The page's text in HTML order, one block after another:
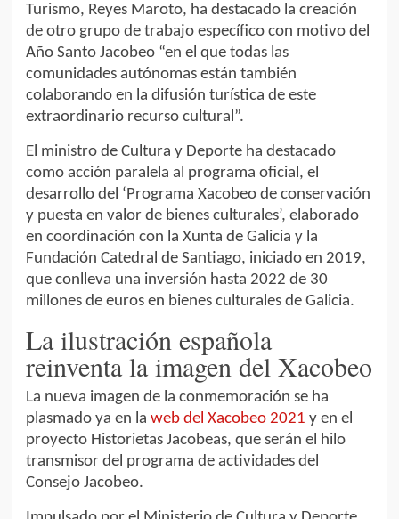
Turismo, Reyes Maroto, ha destacado la creación
de otro grupo de trabajo específico con motivo del
Año Santo Jacobeo “en el que todas las
comunidades autónomas están también
colaborando en la difusión turística de este
extraordinario recurso cultural”.
El ministro de Cultura y Deporte ha destacado
como acción paralela al programa oficial, el
desarrollo del ‘Programa Xacobeo de conservación
y puesta en valor de bienes culturales’, elaborado
en coordinación con la Xunta de Galicia y la
Fundación Catedral de Santiago, iniciado en 2019,
que conlleva una inversión hasta 2022 de 30
millones de euros en bienes culturales de Galicia.
La ilustración española
reinventa la imagen del Xacobeo
La nueva imagen de la conmemoración se ha
plasmado ya en la web del Xacobeo 2021 y en el
proyecto Historietas Jacobeas, que serán el hilo
transmisor del programa de actividades del
Consejo Jacobeo.